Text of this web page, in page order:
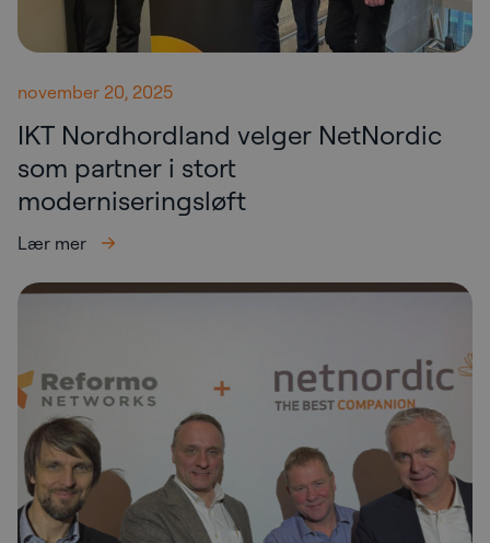
november 20, 2025
IKT Nordhordland velger NetNordic
som partner i stort
moderniseringsløft
Lær mer